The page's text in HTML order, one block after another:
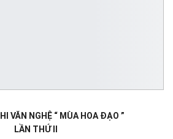
VĂN NGHỆ “ MÙA HOA ĐẠO ”
LẦN THỨ II